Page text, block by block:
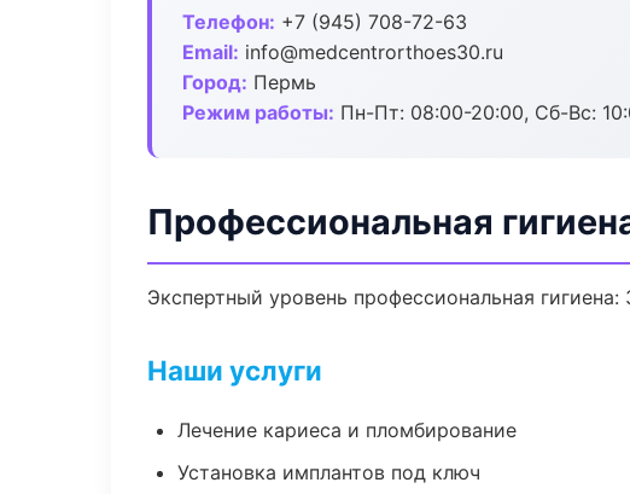
Телефон: +7 (945) 708-72-63
Email: info@medcentrorthoes30.ru
Город: Пермь
Режим работы: Пн-Пт: 08:00-20:00, Сб-Вс:
Профессиональная
Экспертный уровень профессиональная
Наши услуги
Лечение кариеса и пломбирование
Установка имплантов под ключ